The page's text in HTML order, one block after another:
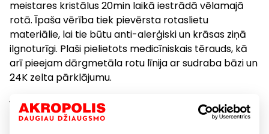
meistares kristālus 20min laikā iestrādā vēlamajā
rotā. Īpaša vērība tiek pievērsta rotaslietu
materiālie, lai tie būtu anti-alerģiski un krāsas ziņā
ilgnoturīgi. Plaši pielietots medicīniskais tērauds, kā
arī pieejam dārgmetāla rotu līnija ar sudraba bāzi un
24K zelta pārklājumu.
Īpaši tiek piedomāts pie skaista iesaiņojuma, kas
lieliski noder, domājot par dāvanām.